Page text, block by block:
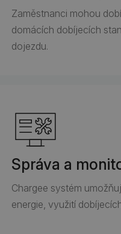
Zaměstnanci mohou
domácích dobíjecích
dojezdu.
Správa a
Chargee systém
energie, využití